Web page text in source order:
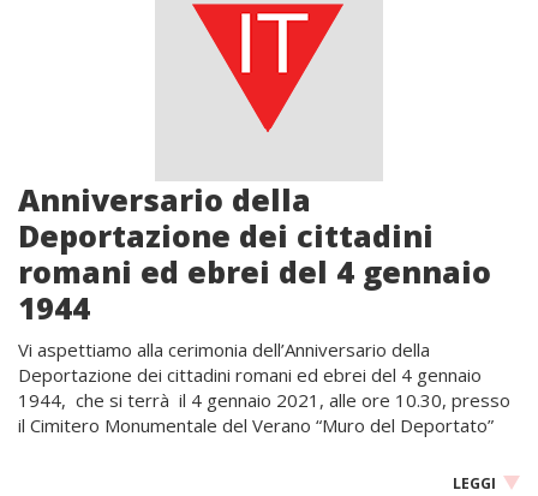
Anniversario della
Deportazione dei cittadini
romani ed ebrei del 4 gennaio
1944
Vi aspettiamo alla cerimonia dell’Anniversario della
Deportazione dei cittadini romani ed ebrei del 4 gennaio
1944, che si terrà il 4 gennaio 2021, alle ore 10.30, presso
il Cimitero Monumentale del Verano “Muro del Deportato”
LEGGI